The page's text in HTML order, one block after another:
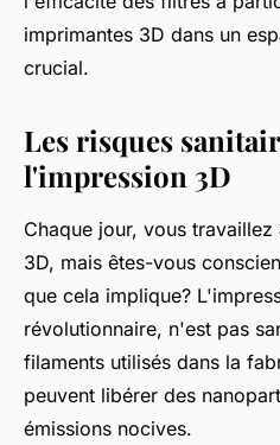
imprimantes 3D dans un
crucial.
Les risques
l'impression 3D
Chaque jour, vous
3D, mais êtes-vous
que cela implique?
révolutionnaire, n'est pas
filaments utilisés dans la
peuvent libérer des
émissions nocives.